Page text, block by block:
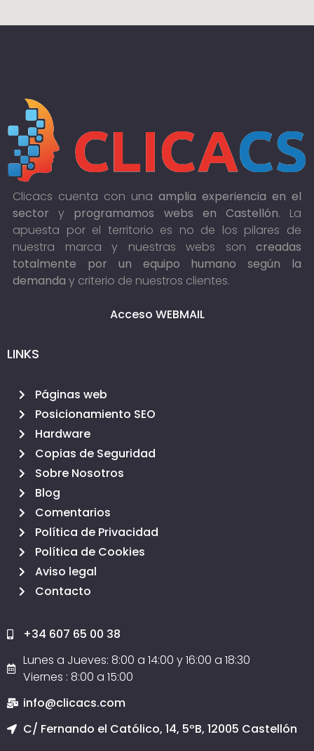
Clicacs cuenta con una amplia experiencia en el
sector y programamos webs en Castellón. La
apuesta por el territorio es no de los pilares de
nuestra marca y nuestras webs son creadas
totalmente por un equipo humano según la
demanda y criterio de nuestros clientes.
Acceso WEBMAIL
LINKS
Páginas web
Posicionamiento SEO
Hardware
Copias de Seguridad
Sobre Nosotros
Blog
Comentarios
Política de Privacidad
Política de Cookies
Aviso legal
Contacto
+34 607 65 00 38
Lunes a Jueves: 8:00 a 14:00 y 16:00 a 18:30
Viernes : 8:00 a 15:00
info@clicacs.com
C/ Fernando el Católico, 14, 5ºB, 12005 Castellón